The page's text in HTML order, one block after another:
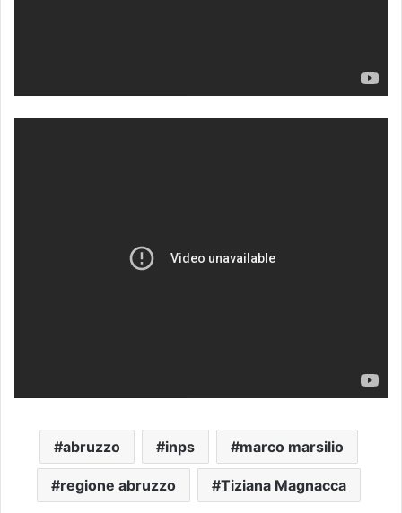
abruzzo inps marco marsilio
regione abruzzo Tiziana Magnacca